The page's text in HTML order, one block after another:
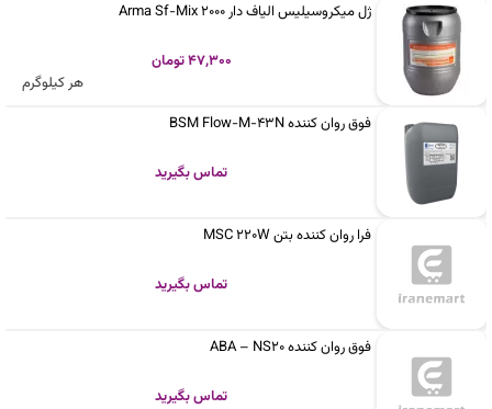
ژل میکروسیلیس الیاف دار Arma Sf-Mix 2000
47,300 تومان
هر کیلوگرم
فوق روان کننده BSM Flow-M-43N
تماس بگیرید
فرا روان کننده بتن MSC 220W
تماس بگیرید
فوق روان کننده ABA – NS20
تماس بگیرید